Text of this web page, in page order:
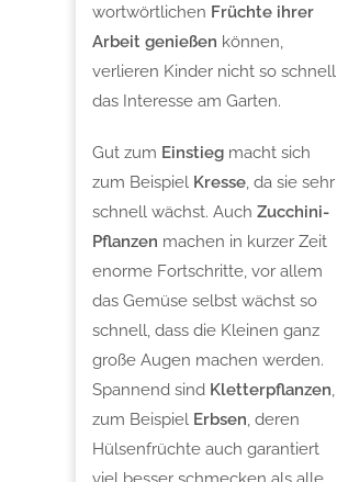
wortwörtlichen Früchte ihrer
Arbeit genießen können,
verlieren Kinder nicht so schnell
das Interesse am Garten.
Gut zum Einstieg macht sich
zum Beispiel Kresse, da sie sehr
schnell wächst. Auch Zucchini-
Pflanzen machen in kurzer Zeit
enorme Fortschritte, vor allem
das Gemüse selbst wächst so
schnell, dass die Kleinen ganz
große Augen machen werden.
Spannend sind Kletterpflanzen,
zum Beispiel Erbsen, deren
Hülsenfrüchte auch garantiert